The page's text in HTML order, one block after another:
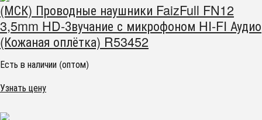
(МСК) Проводные наушники FaizFull FN12
3,5mm HD-Звучание с микрофоном HI-FI Аудио
(Кожаная оплётка) R53452
Есть в наличии (оптом)
Узнать цену